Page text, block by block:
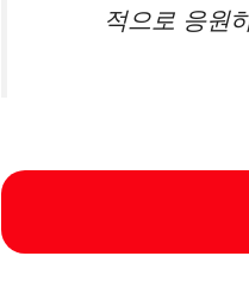
적으로 응원